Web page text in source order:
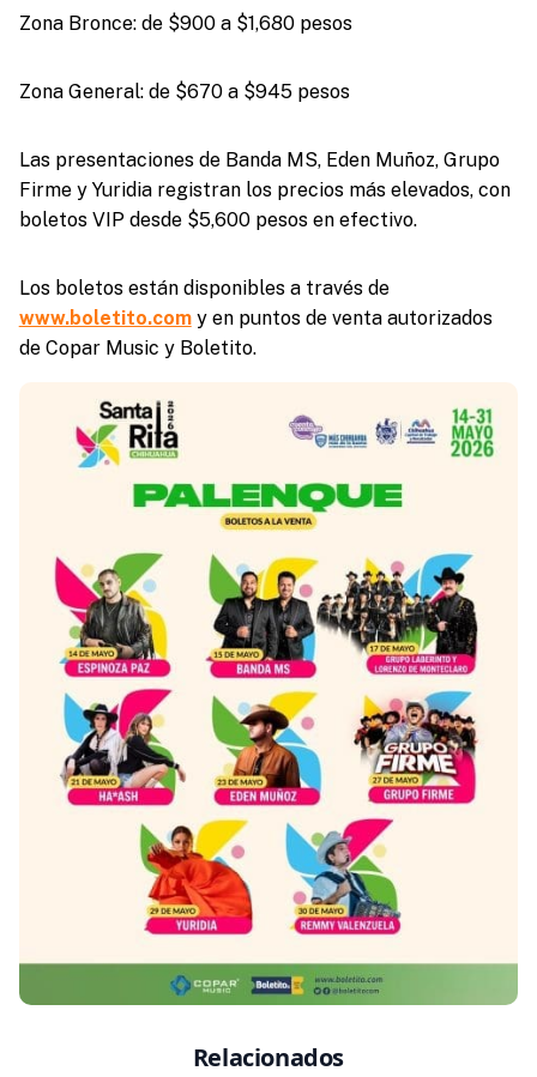
Zona Bronce: de $900 a $1,680 pesos
Zona General: de $670 a $945 pesos
Las presentaciones de Banda MS, Eden Muñoz, Grupo
Firme y Yuridia registran los precios más elevados, con
boletos VIP desde $5,600 pesos en efectivo.
Los boletos están disponibles a través de
www.boletito.comy en puntos de venta autorizados
de Copar Music y Boletito.
Relacionados